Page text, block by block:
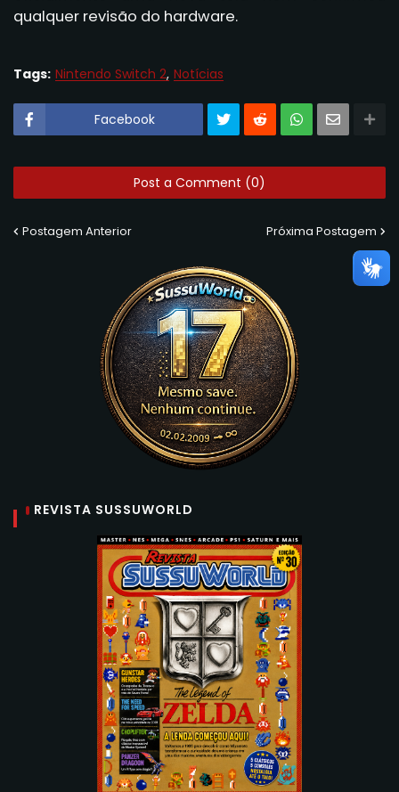
qualquer revisão do hardware.
Tags: Nintendo Switch 2 Notícias
Facebook
Post a Comment (0)
Postagem Anterior Próxima Postagem
REVISTA SUSSUWORLD